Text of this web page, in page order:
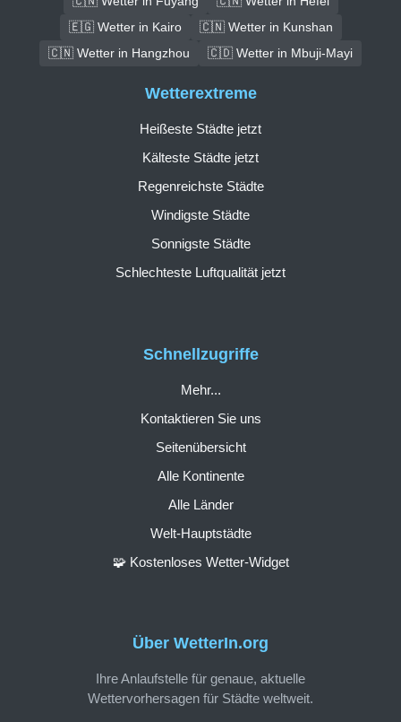
🇪🇬 Wetter in Kairo
🇨🇳 Wetter in Kunshan
🇨🇳 Wetter in Hangzhou
🇨🇩 Wetter in Mbuji-Mayi
Über WetterIn.org
Ihre Anlaufstelle für genaue, aktuelle
Wettervorhersagen für Städte weltweit.
Schnellzugriffe
Mehr...
Kontaktieren Sie uns
Seitenübersicht
Alle Kontinente
Alle Länder
Welt-Hauptstädte
🧩 Kostenloses Wetter-Widget
Wetterextreme
Heißeste Städte jetzt
Kälteste Städte jetzt
Regenreichste Städte
Windigste Städte
Sonnigste Städte
Schlechteste Luftqualität jetzt